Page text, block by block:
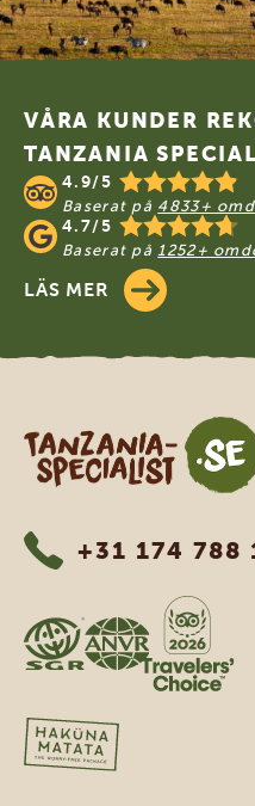
Footer
VÅRA KUNDER
TANZANIA
4.9/5
Baserat på 4833+
4.7/5
Baserat på 1252+
LÄS MER
Tanzania Specialist
+31 174 788